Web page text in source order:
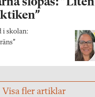
i skolan:
Visa fler artiklar